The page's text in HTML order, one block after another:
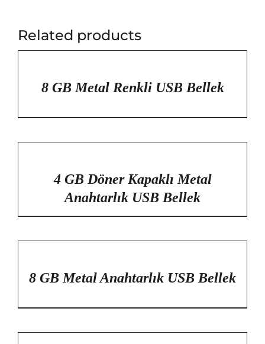
Related products
8 GB Metal Renkli USB Bellek
4 GB Döner Kapaklı Metal
Anahtarlık USB Bellek
8 GB Metal Anahtarlık USB Bellek